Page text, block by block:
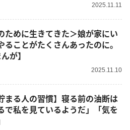
2025.11.11
ために生きてきた＞娘が家にい
ることがたくさんあったのに。
が】
2025.11.10
まる人の習慣】寝る前の油断は
で私を見ているようだ」「気を